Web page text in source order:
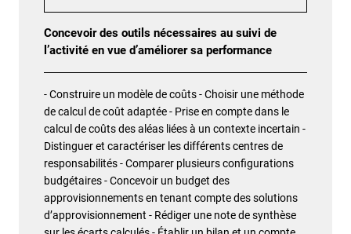
Concevoir des outils nécessaires au suivi de
l’activité en vue d’améliorer sa performance
- Construire un modèle de coûts - Choisir une méthode
de calcul de coût adaptée - Prise en compte dans le
calcul de coûts des aléas liées à un contexte incertain -
Distinguer et caractériser les différents centres de
responsabilités - Comparer plusieurs configurations
budgétaires - Concevoir un budget des
approvisionnements en tenant compte des solutions
d’approvisionnement - Rédiger une note de synthèse